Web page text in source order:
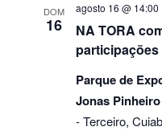
DOM
16
agosto 16 @ 14:00
NA TORA
participações
Parque de
Jonas Pinheiro
- Terceiro,